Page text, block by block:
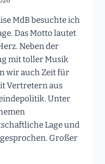
MdB besuchte ich
Das Motto lautet
Neben der
mit toller Musik
wir auch Zeit für
Vertretern aus
Unter
Lage und
Großer